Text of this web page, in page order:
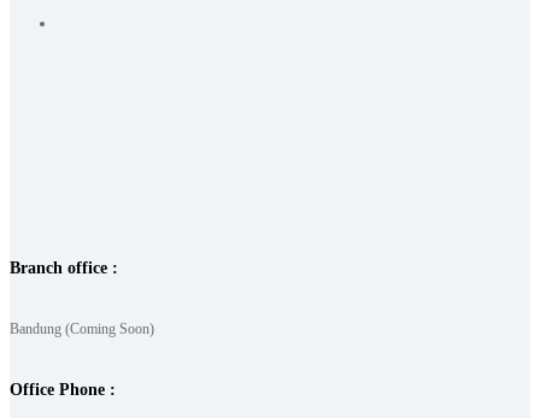
Branch office :
Bandung (Coming Soon)
Office Phone :